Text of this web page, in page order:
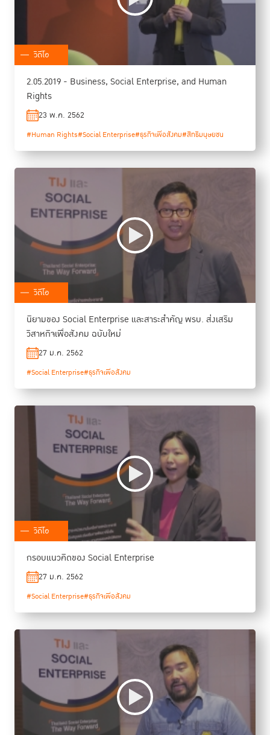
วิดีโอ
2.05.2019 - Business, Social Enterprise, and Human
Rights
23 พ.ค. 2562
#Human Rights#Social Enterprise#ธุรกิจเพื่อสังคม#สิทธิมนุษยชน
วิดีโอ
นิยามของ Social Enterprise และสาระสำคัญ พรบ. ส่งเสริม
วิสาหกิจเพื่อสังคม ฉบับใหม่
27 ม.ค. 2562
#Social Enterprise#ธุรกิจเพื่อสังคม
วิดีโอ
กรอบแนวคิดของ Social Enterprise
27 ม.ค. 2562
#Social Enterprise#ธุรกิจเพื่อสังคม